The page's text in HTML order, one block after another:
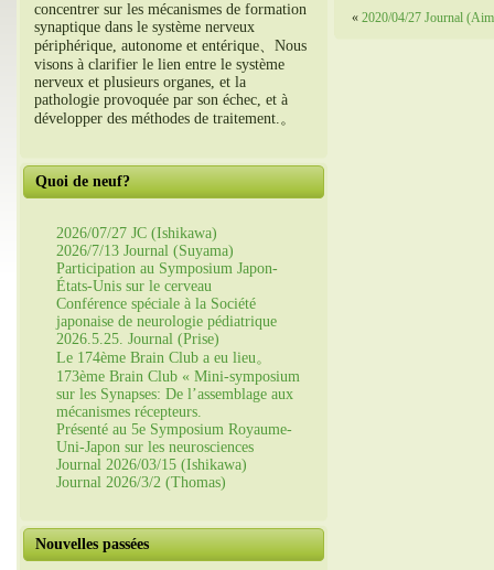
concentrer sur les mécanismes de formation
synaptique dans le système nerveux
périphérique, autonome et entérique、Nous
visons à clarifier le lien entre le système
nerveux et plusieurs organes, et la
pathologie provoquée par son échec, et à
développer des méthodes de traitement.。
Quoi de neuf?
2026/07/27 JC (Ishikawa)
2026/7/13 Journal (Suyama)
Participation au Symposium Japon-
États-Unis sur le cerveau
Conférence spéciale à la Société
japonaise de neurologie pédiatrique
2026.5.25. Journal (Prise)
Le 174ème Brain Club a eu lieu。
173ème Brain Club « Mini-symposium
sur les Synapses: De l’assemblage aux
mécanismes récepteurs.
Présenté au 5e Symposium Royaume-
Uni-Japon sur les neurosciences
Journal 2026/03/15 (Ishikawa)
Journal 2026/3/2 (Thomas)
Nouvelles passées
« 2020/04/27 Journal